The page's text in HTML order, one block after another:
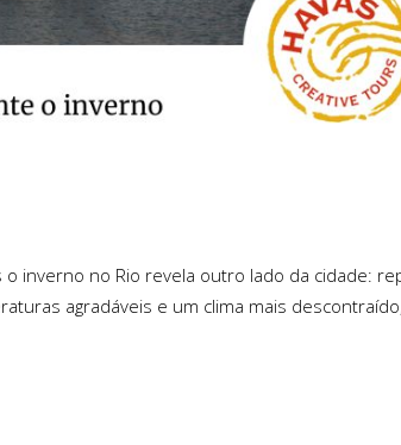
inverno no Rio revela outro lado da cidade:
agradáveis e um clima mais